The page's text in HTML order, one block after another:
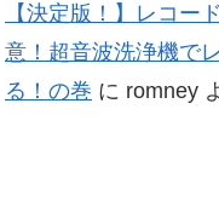
【決定版！】レコー
意！超音波洗浄機で
る！の巻 に romney